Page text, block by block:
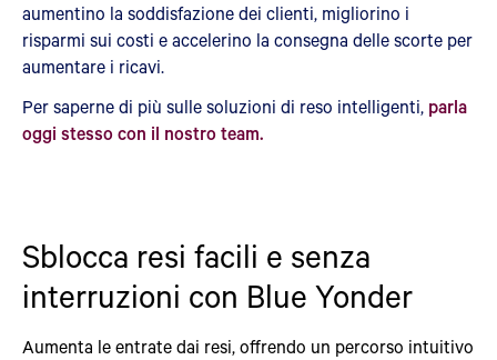
aumentino la soddisfazione dei clienti, migliorino i
risparmi sui costi e accelerino la consegna delle scorte per
aumentare i ricavi.
Per saperne di più sulle soluzioni di reso intelligenti, parla
oggi stesso con il nostro team.
Sblocca resi facili e senza
interruzioni con Blue Yonder
Aumenta le entrate dai resi, offrendo un percorso intuitivo